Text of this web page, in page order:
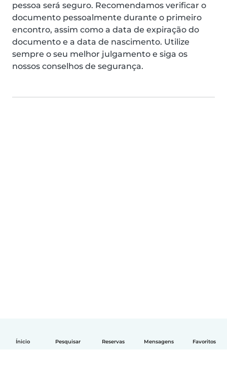
Ínicio Pesquisar Reservas Mensagens Favoritos
pessoa será seguro. Recomendamos verificar o
documento pessoalmente durante o primeiro
encontro, assim como a data de expiração do
documento e a data de nascimento. Utilize
sempre o seu melhor julgamento e siga os
nossos conselhos de segurança.